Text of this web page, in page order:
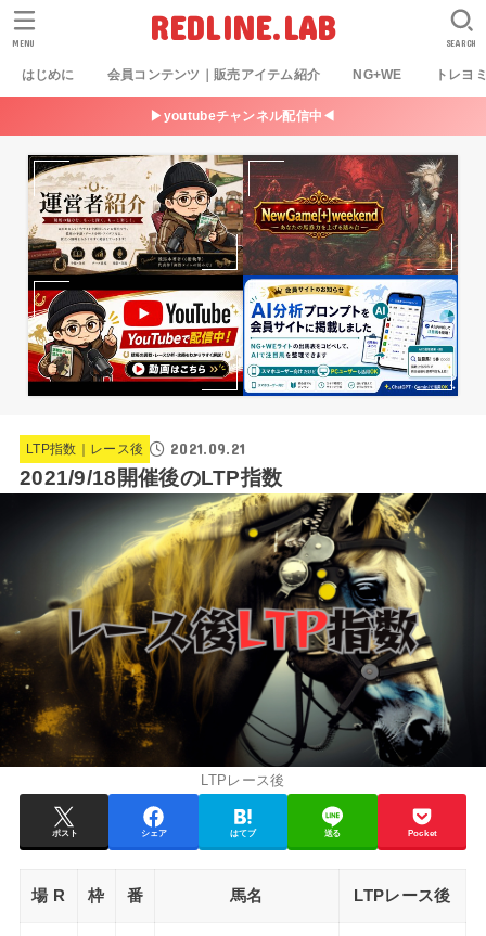
REDLINE.LAB
はじめに 会員コンテンツ｜販売アイテム紹介 NG+WE トレヨ
SEARCH
MENU
▶youtubeチャンネル配信中◀
LTP指数｜レース後 2021.09.21
2021/9/18開催後のLTP指数
LTPレース後
ポスト シェア はてブ 送る Pocket
場 R 枠 番 馬名 LTPレース後